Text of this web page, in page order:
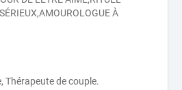
À
Thérapeute de couple.